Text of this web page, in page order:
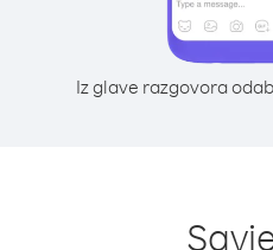
Iz glave razgovora